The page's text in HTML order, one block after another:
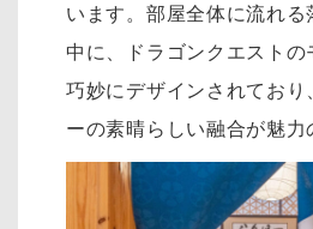
います。部屋全体に流れ
中に、ドラゴンクエスト
巧妙にデザインされており
ーの素晴らしい融合が魅力